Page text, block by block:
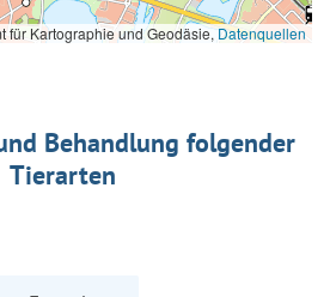
für Kartographie und Geodäsie,Datenquellen
Behandlung folgender
Tierarten